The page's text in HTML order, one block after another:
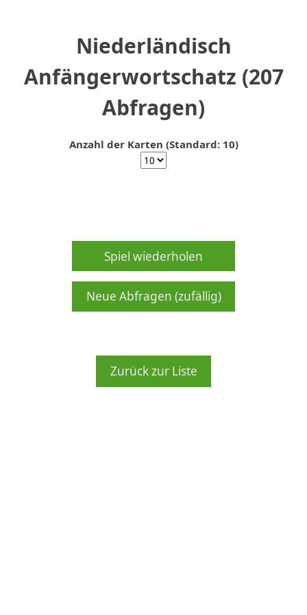
Niederländisch
Anfängerwortschatz (207
Abfragen)
Anzahl der Karten (Standard: 10)
Zurück zur Liste